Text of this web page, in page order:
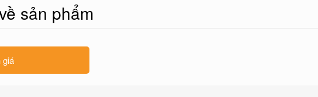
lượng canxi cần thiết và kích thích trí não hoạt động, từ đó tăng
hồng sâm có khả năng loại bỏ các chất alloxan hoặc chất
tăng đường huyết.
sản phẩm
giá